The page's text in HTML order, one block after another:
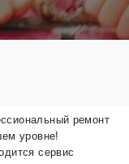
ремонт
уровне!
сервис